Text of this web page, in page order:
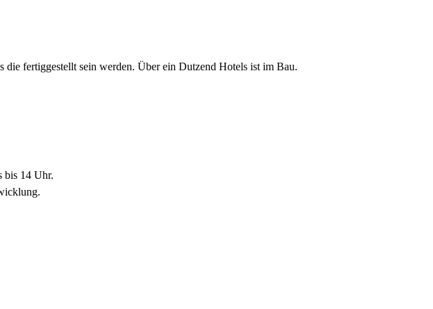
fertiggestellt sein werden. Über ein Dutzend Hotels ist im Bau.
bis 14 Uhr.